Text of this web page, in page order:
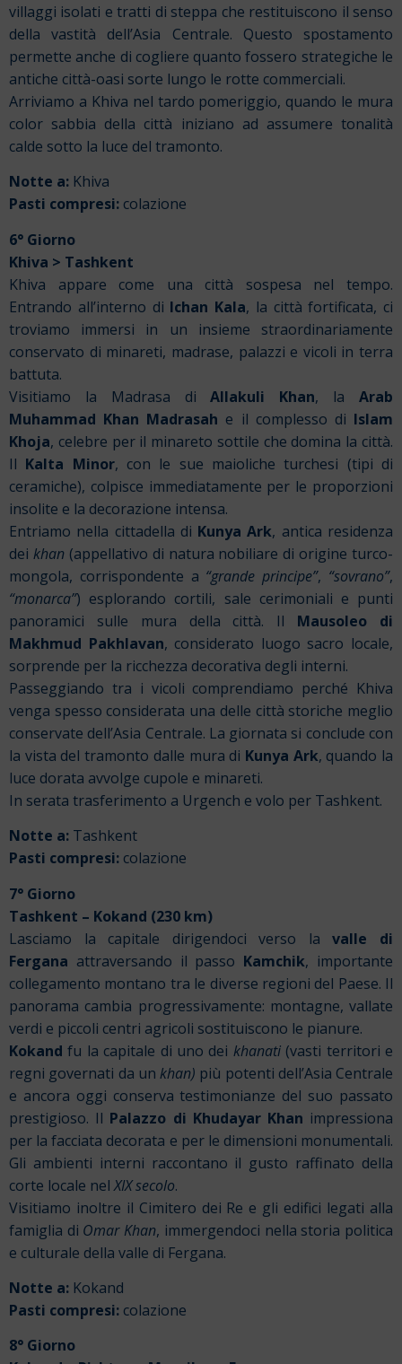
villaggi isolati e tratti di steppa che restituiscono il senso
della vastità dell’Asia Centrale. Questo spostamento
permette anche di cogliere quanto fossero strategiche le
antiche città-oasi sorte lungo le rotte commerciali.
Arriviamo a Khiva nel tardo pomeriggio, quando le mura
color sabbia della città iniziano ad assumere tonalità
calde sotto la luce del tramonto.
Notte a: Khiva
Pasti compresi: colazione
6° Giorno
Khiva > Tashkent
Khiva appare come una città sospesa nel tempo.
Entrando all’interno di Ichan Kala, la città fortificata, ci
troviamo immersi in un insieme straordinariamente
conservato di minareti, madrase, palazzi e vicoli in terra
battuta.
Visitiamo la Madrasa diAllakuli Khan, laArab
Muhammad Khan Madrasah e il complesso di Islam
Khoja, celebre per il minareto sottile che domina la città.
Il Kalta Minor, con le sue maioliche turchesi (tipi di
ceramiche), colpisce immediatamente per le proporzioni
insolite e la decorazione intensa.
Entriamo nella cittadella di Kunya Ark, antica residenza
dei khan(appellativo di natura nobiliare di origine turco-
mongola, corrispondente a “grande principe”, “sovrano”,
“monarca”) esplorando cortili, sale cerimoniali e punti
panoramici sulle mura della città. Il Mausoleo di
Makhmud Pakhlavan, considerato luogo sacro locale,
sorprende per la ricchezza decorativa degli interni.
Passeggiando tra i vicoli comprendiamo perché Khiva
venga spesso considerata una delle città storiche meglio
conservate dell’Asia Centrale. La giornata si conclude con
la vista del tramonto dalle mura di Kunya Ark, quando la
luce dorata avvolge cupole e minareti.
In serata trasferimento a Urgench e volo per Tashkent.
Notte a: Tashkent
Pasti compresi: colazione
7° Giorno
Tashkent – Kokand (230 km)
Lasciamo la capitale dirigendoci verso lavalle di
Fergana attraversando il passo Kamchik, importante
collegamento montano tra le diverse regioni del Paese. Il
panorama cambia progressivamente: montagne, vallate
verdi e piccoli centri agricoli sostituiscono le pianure.
Kokand fu la capitale di uno dei khanati(vasti territori e
regni governati da un khan) più potenti dell’Asia Centrale
e ancora oggi conserva testimonianze del suo passato
prestigioso. Il Palazzo di Khudayar Khan impressiona
per la facciata decorata e per le dimensioni monumentali.
Gli ambienti interni raccontano il gusto raffinato della
corte locale nelXIX secolo.
Visitiamo inoltre il Cimitero dei Re e gli edifici legati alla
famiglia di Omar Khan, immergendoci nella storia politica
e culturale della valle di Fergana.
Notte a: Kokand
Pasti compresi: colazione
8° Giorno